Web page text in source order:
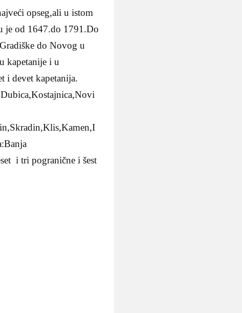
opseg,ali u istom
je od 1647.do 1791.Do
do Novog u
kapetanije i u
i devet kapetanija.
i tri pogranične i šest